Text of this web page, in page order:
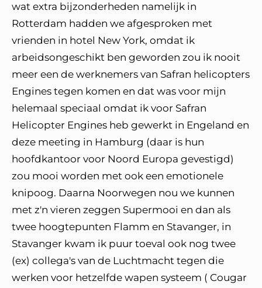
wat extra bijzonderheden namelijk in
Rotterdam hadden we afgesproken met
vrienden in hotel New York, omdat ik
arbeidsongeschikt ben geworden zou ik nooit
meer een de werknemers van Safran helicopters
Engines tegen komen en dat was voor mijn
helemaal speciaal omdat ik voor Safran
Helicopter Engines heb gewerkt in Engeland en
deze meeting in Hamburg (daar is hun
hoofdkantoor voor Noord Europa gevestigd)
zou mooi worden met ook een emotionele
knipoog. Daarna Noorwegen nou we kunnen
met z'n vieren zeggen Supermooi en dan als
twee hoogtepunten Flamm en Stavanger, in
Stavanger kwam ik puur toeval ook nog twee
(ex) collega's van de Luchtmacht tegen die
werken voor hetzelfde wapen systeem ( Cougar